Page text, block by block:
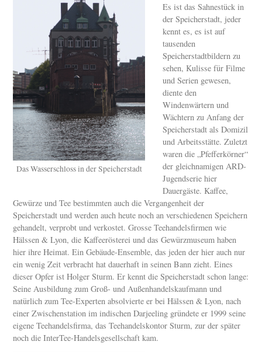
Das Wasserschloss in der Speicherstadt
Es ist das Sahnestück in
der Speicherstadt, jeder
kennt es, es ist auf
tausenden
Speicherstadtbildern zu
sehen, Kulisse für Filme
und Serien gewesen,
diente den
Windenwärtern und
Wächtern zu Anfang der
Speicherstadt als Domizil
und Arbeitsstätte. Zuletzt
waren die „Pfefferkörner“
der gleichnamigen ARD-
Jugendserie hier
Dauergäste. Kaffee,
Gewürze und Tee bestimmten auch die Vergangenheit der
Speicherstadt und werden auch heute noch an verschiedenen Speichern
gehandelt, verprobt und verkostet. Grosse Teehandelsfirmen wie
Hälssen & Lyon, die Kaffeerösterei und das Gewürzmuseum haben
hier ihre Heimat. Ein Gebäude-Ensemble, das jeden der hier auch nur
ein wenig Zeit verbracht hat dauerhaft in seinen Bann zieht. Eines
dieser Opfer ist Holger Sturm. Er kennt die Speicherstadt schon lange:
Seine Ausbildung zum Groß- und Außenhandelskaufmann und
natürlich zum Tee-Experten absolvierte er bei Hälssen & Lyon, nach
einer Zwischenstation im indischen Darjeeling gründete er 1999 seine
eigene Teehandelsfirma, das Teehandelskontor Sturm, zur der später
noch die InterTee-Handelsgesellschaft kam.